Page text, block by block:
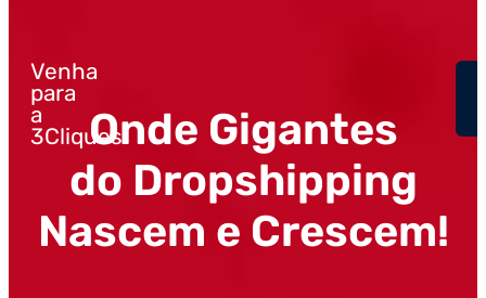
Venha
para
a
3Cliques!Onde Gigantes
do Dropshipping
Nascem e Crescem!